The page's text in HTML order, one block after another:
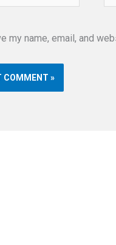
my name, email, and